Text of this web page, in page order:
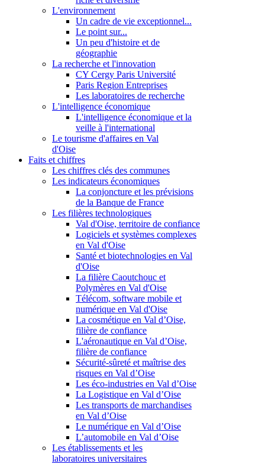
L'environnement
Un cadre de vie exceptionnel...
Le point sur...
Un peu d'histoire et de
géographie
La recherche et l'innovation
CY Cergy Paris Université
Paris Region Entreprises
Les laboratoires de recherche
L'intelligence économique
L'intelligence économique et la
veille à l'international
Le tourisme d'affaires en Val
d'Oise
Faits et chiffres
Les chiffres clés des communes
Les indicateurs économiques
La conjoncture et les prévisions
de la Banque de France
Les filières technologiques
Val d'Oise, territoire de confiance
Logiciels et systèmes complexes
en Val d'Oise
Santé et biotechnologies en Val
d'Oise
La filière Caoutchouc et
Polymères en Val d'Oise
Télécom, software mobile et
numérique en Val d'Oise
La cosmétique en Val d’Oise,
filière de confiance
L'aéronautique en Val d’Oise,
filière de confiance
Sécurité-sûreté et maîtrise des
risques en Val d’Oise
Les éco-industries en Val d’Oise
La Logistique en Val d’Oise
Les transports de marchandises
en Val d’Oise
Le numérique en Val d’Oise
L’automobile en Val d’Oise
Les établissements et les
laboratoires universitaires